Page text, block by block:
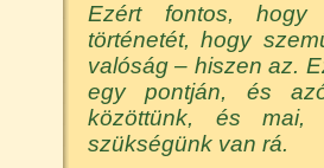
Ezért fontos, hogy
történetét, hogy
valóság – hiszen az.
egy pontján, és
közöttünk, és mai,
szükségünk van rá.